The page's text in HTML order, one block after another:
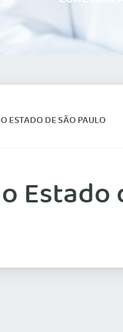
ESTADO DE SÃO PAULO
Estado